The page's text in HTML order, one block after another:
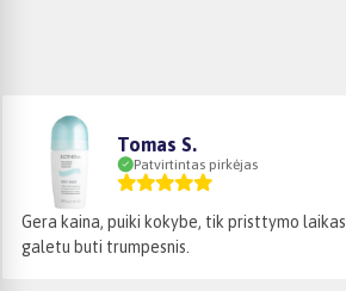
Tomas S.
Patvirtintas pirkėjas
Gera kaina, puiki kokybe, tik pristtymo laikas
galetu buti trumpesnis.